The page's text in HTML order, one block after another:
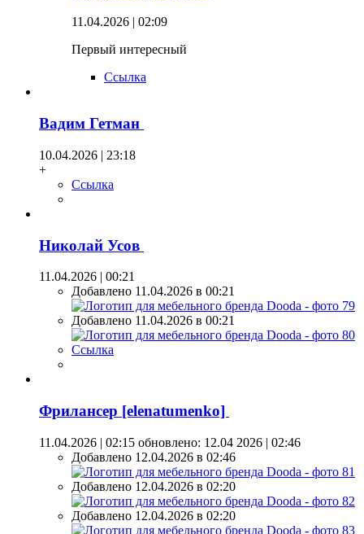
11.04.2026 | 02:09
Первый интересный
Ссылка
Вадим Гетман
10.04.2026 | 23:18
+
Ссылка
Николай Усов
11.04.2026 | 00:21
Добавлено 11.04.2026 в 00:21
Добавлено 11.04.2026 в 00:21
Ссылка
Фрилансер [elenatumenko]
11.04.2026 | 02:15 обновлено: 12.04 2026 | 02:46
Добавлено 12.04.2026 в 02:46
Добавлено 12.04.2026 в 02:20
Добавлено 12.04.2026 в 02:20